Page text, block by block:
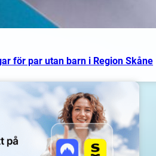
för par utan barn i Region Skåne